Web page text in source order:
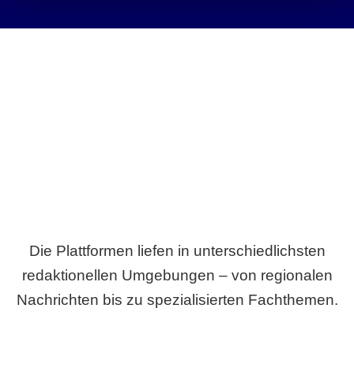
Die Plattformen liefen in unterschiedlichsten
redaktionellen Umgebungen – von regionalen
Nachrichten bis zu spezialisierten Fachthemen.